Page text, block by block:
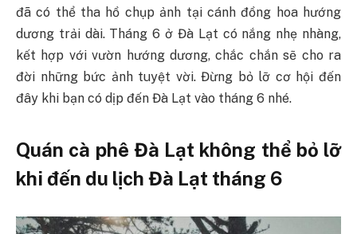
đã có thể tha hồ chụp ảnh tại cánh đồng hoa hướng
dương trải dài. Tháng 6 ở Đà Lạt có nắng nhẹ nhàng,
kết hợp với vườn hướng dương, chắc chắn sẽ cho ra
đời những bức ảnh tuyệt vời. Đừng bỏ lỡ cơ hội đến
đây khi bạn có dịp đến Đà Lạt vào tháng 6 nhé.
Quán cà phê Đà Lạt không thể bỏ lỡ
khi đến du lịch Đà Lạt tháng 6